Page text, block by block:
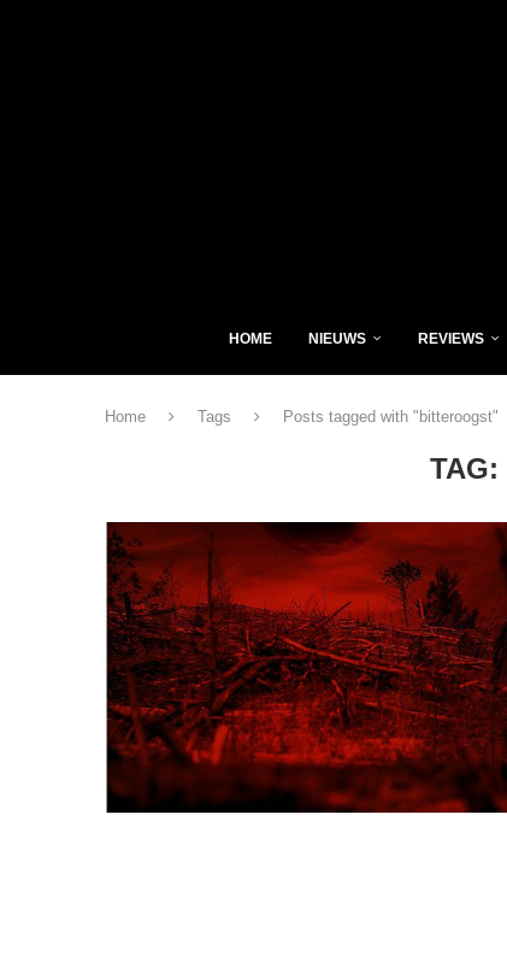
HOME NIEUWS REVIEWS
Home Tags Posts tagged with "bitteroogst"
TAG: